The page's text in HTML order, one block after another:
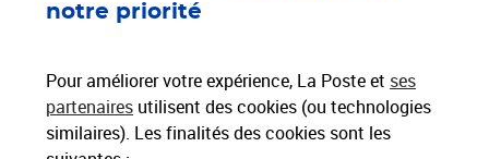
notre priorité
Pour améliorer votre expérience, La Poste et ses
partenaires utilisent des cookies (ou technologies
similaires). Les finalités des cookies sont les